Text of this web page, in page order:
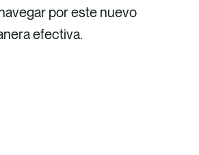
por este nuevo
efectiva.